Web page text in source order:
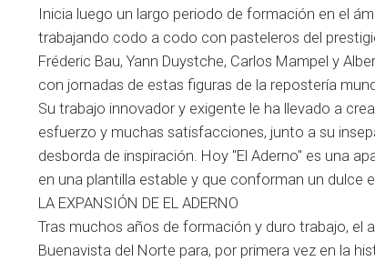
Inicia luego un largo periodo de formación en el
trabajando codo a codo con pasteleros del
Fréderic Bau, Yann Duystche, Carlos Mampel y
con jornadas de estas figuras de la repostería
Su trabajo innovador y exigente le ha llevado a
esfuerzo y muchas satisfacciones, junto a su
desborda de inspiración. Hoy "El Aderno" es una
en una plantilla estable y que conforman un dulce
LA EXPANSIÓN DE EL ADERNO
Tras muchos años de formación y duro trabajo, el
Buenavista del Norte para, por primera vez en la